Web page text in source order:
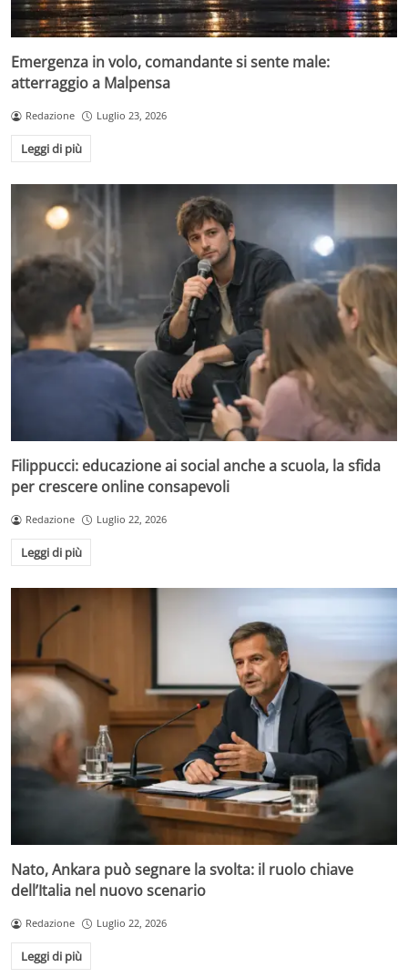
Emergenza in volo, comandante si sente male:
atterraggio a Malpensa
Redazione Luglio 23, 2026
Leggi di più
Filippucci: educazione ai social anche a scuola, la sfida
per crescere online consapevoli
Redazione Luglio 22, 2026
Leggi di più
Nato, Ankara può segnare la svolta: il ruolo chiave
dell’Italia nel nuovo scenario
Redazione Luglio 22, 2026
Leggi di più